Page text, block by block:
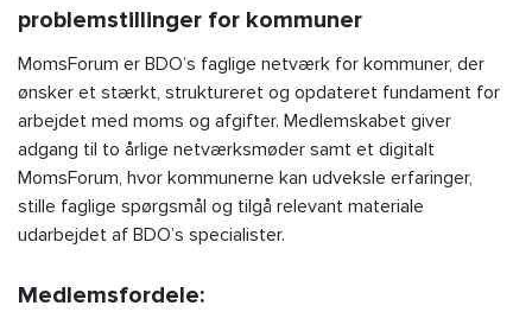
problemstillinger for kommuner
MomsForum er BDO’s faglige netværk for kommuner, der
ønsker et stærkt, struktureret og opdateret fundament for
arbejdet med moms og afgifter. Medlemskabet giver
adgang til to årlige netværksmøder samt et digitalt
MomsForum, hvor kommunerne kan udveksle erfaringer,
stille faglige spørgsmål og tilgå relevant materiale
udarbejdet af BDO’s specialister.
Medlemsfordele: